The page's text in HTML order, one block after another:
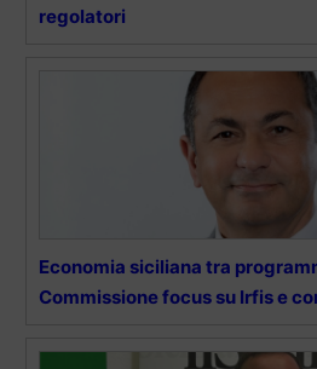
regolatori
Economia siciliana tra
Commissione focus su Irfis e